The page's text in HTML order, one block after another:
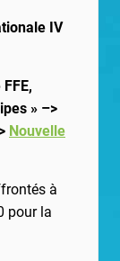
IV
» –>
Nouvelle
à
pour la